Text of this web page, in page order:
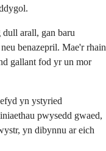
arall, gan baru
benazepril. Mae'r rhain
gallant fod yr un mor
yn ystyried
pwysedd gwaed,
yn dibynnu ar eich